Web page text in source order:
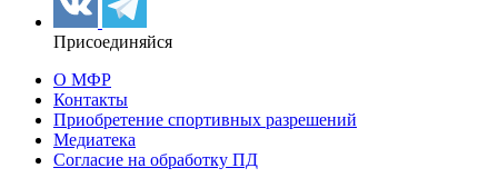
Присоединяйся
О МФР
Контакты
Приобретение спортивных разрешений
Медиатека
Согласие на обработку ПД